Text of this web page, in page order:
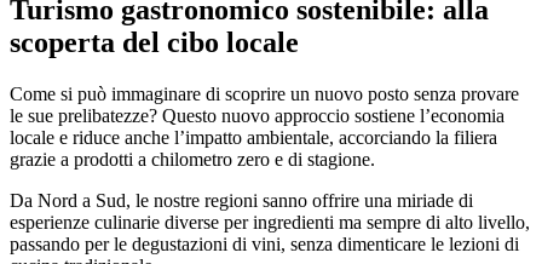
Turismo gastronomico sostenibile: alla
scoperta del cibo locale
Come si può immaginare di scoprire un nuovo posto senza provare
le sue prelibatezze? Questo nuovo approccio sostiene l’economia
locale e riduce anche l’impatto ambientale, accorciando la filiera
grazie a prodotti a chilometro zero e di stagione.
Da Nord a Sud, le nostre regioni sanno offrire una miriade di
esperienze culinarie diverse per ingredienti ma sempre di alto livello,
passando per le degustazioni di vini, senza dimenticare le lezioni di